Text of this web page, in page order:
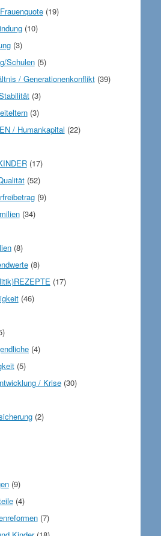
(19)
(10)
(3)
Schulen(5)
/ Generationenkonflikt(39)
(3)
(3)
/ Humankapital (22)
(17)
(52)
(9)
(34)
(8)
(8)
(17)
(46)
(4)
(5)
/ Krise(30)
(2)
(9)
(4)
(7)